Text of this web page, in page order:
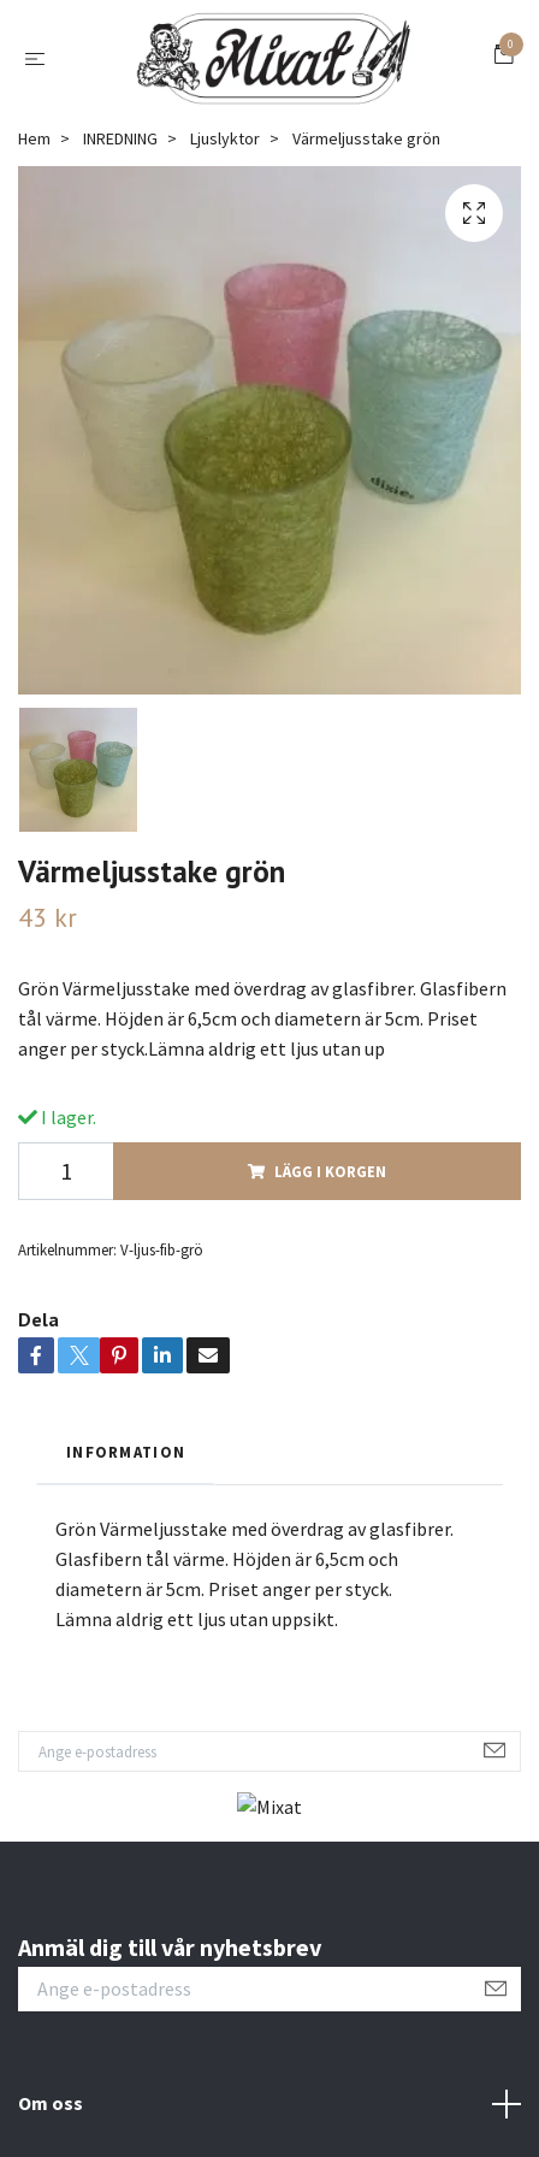
0
Hem INREDNING Ljuslyktor Värmeljusstake grön
Värmeljusstake grön
43 kr
Grön Värmeljusstake med överdrag av glasfibrer. Glasfibern
tål värme. Höjden är 6,5cm och diametern är 5cm. Priset
anger per styck.Lämna aldrig ett ljus utan up
I lager.
LÄGG I KORGEN
Artikelnummer: V-ljus-fib-grö
Dela
INFORMATION
Grön Värmeljusstake med överdrag av glasfibrer.
Glasfibern tål värme. Höjden är 6,5cm och
diametern är 5cm. Priset anger per styck.
Lämna aldrig ett ljus utan uppsikt.
Anmäl dig till vår nyhetsbrev
Om oss